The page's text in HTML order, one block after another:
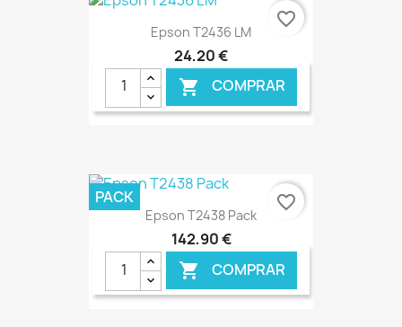
€ ONLINE
Epson T2436 LM
24,20 €
 COMPRAR
€ ONLINE
favorite_border
Epson T2438 Pack
142,90 €
 COMPRAR
PACK favorite_border